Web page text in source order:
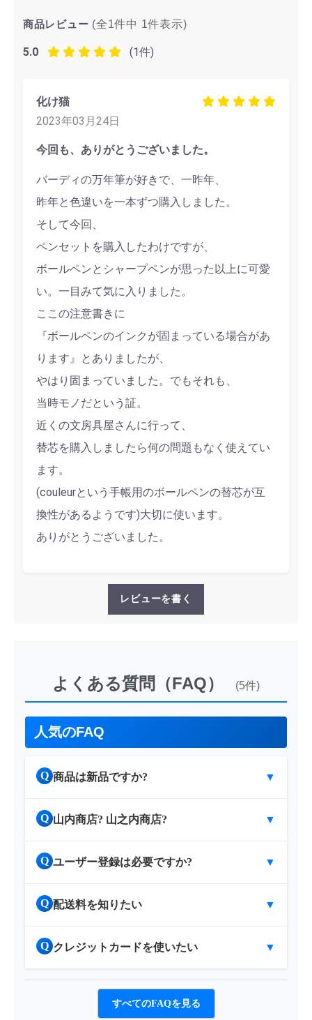
商品レビュー (全1件中 1件表示)
5.0 (1件)
化け猫
2023年03月24日
今回も、ありがとうございました。
バーディの万年筆が好きで、一昨年、
昨年と色違いを一本ずつ購入しました。
そして今回、
ペンセットを購入したわけですが、
ボールペンとシャープペンが思った以上に可愛
い。一目みて気に入りました。
ここの注意書きに
『ボールペンのインクが固まっている場合があ
ります』とありましたが、
やはり固まっていました。でもそれも、
当時モノだという証。
近くの文房具屋さんに行って、
替芯を購入しましたら何の問題もなく使えてい
ます。
(couleurという手帳用のボールペンの替芯が互
換性があるようです)大切に使います。
ありがとうございました。
レビューを書く
よくある質問（FAQ） (5件)
人気のFAQ
Q 商品は新品ですか? ▼
Q 山内商店? 山之内商店? ▼
Q ユーザー登録は必要ですか? ▼
Q 配送料を知りたい ▼
Q クレジットカードを使いたい ▼
すべてのFAQを見る